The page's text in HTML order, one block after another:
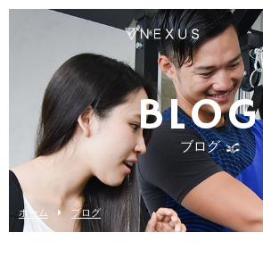
BLOG
ブログ
ホーム ブログ